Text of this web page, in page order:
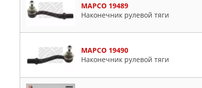
MAPCO 19489
Наконечник рулевой тяги
MAPCO 19490
Наконечник рулевой тяги